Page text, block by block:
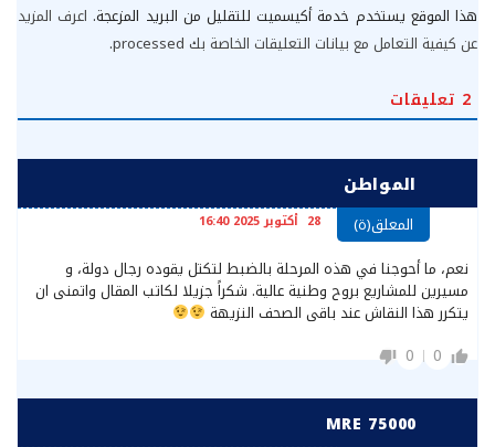
هذا الموقع يستخدم خدمة أكيسميت للتقليل من البريد المزعجة. اعرف المزيد
عن كيفية التعامل مع بيانات التعليقات الخاصة بك processed
.
2 تعليقات
المواطن
المعلق(ة) 28 أكتوبر 2025 16:40
نعم، ما أحوجنا في هذه المرحلة بالضبط لتكتل يقوده رجال دولة، و
مسيرين للمشاريع بروح وطنية عالية. شكراً جزيلا لكاتب المقال واتمنى ان
يتكرر هذا النقاش عند باقى الصحف النزيهة
0
0
MRE 75000